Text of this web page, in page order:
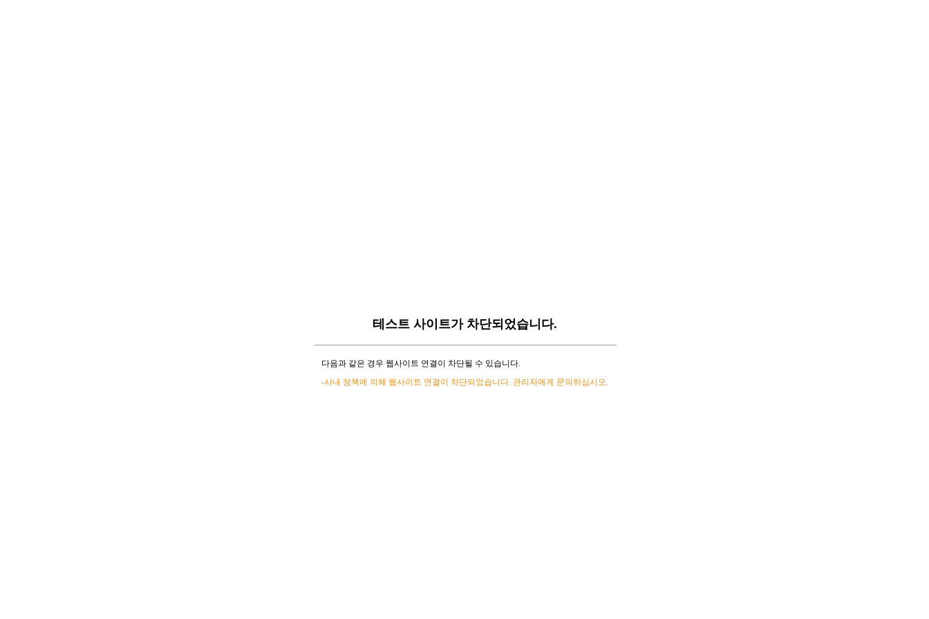
테스트 사이트가 차단되었습니다.
다음과 같은 경우 웹사이트 연결이 차단될 수 있습니다.
-사내 정책에 의해 웹사이트 연결이 차단되었습니다. 관리자에게 문의하십시오.